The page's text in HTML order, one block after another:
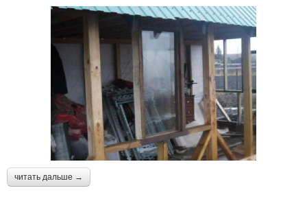
читать дальше →